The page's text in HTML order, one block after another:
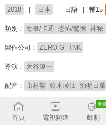
2018 日本 日語 輔15
類別： 動畫/卡通 恐怖/驚悚 神秘
製作公司： ZERO-G TNK
導演： 倉谷涼一
配音： 山村響 鈴木崚汰 泊明日菜
原著： 岡田伸一 大石普人
首頁 電視頻道 戲劇